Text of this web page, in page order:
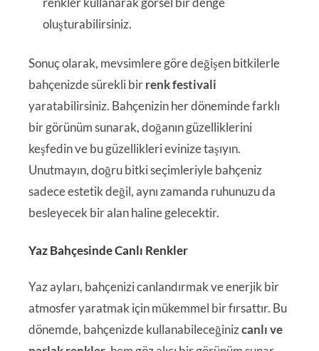
oluşturabilirsiniz.
Sonuç olarak, mevsimlere göre değişen bitkilerle
bahçenizde sürekli birrenk festivali
yaratabilirsiniz. Bahçenizin her döneminde farklı
bir görünüm sunarak, doğanın güzelliklerini
keşfedin ve bu güzellikleri evinize taşıyın.
Unutmayın, doğru bitki seçimleriyle bahçeniz
sadece estetik değil, aynı zamanda ruhunuzu da
besleyecek bir alan haline gelecektir.
Yaz Bahçesinde Canlı Renkler
Yaz ayları, bahçenizi canlandırmak ve enerjik bir
atmosfer yaratmak için mükemmel bir fırsattır. Bu
dönemde, bahçenizde kullanabileceğinizcanlı ve